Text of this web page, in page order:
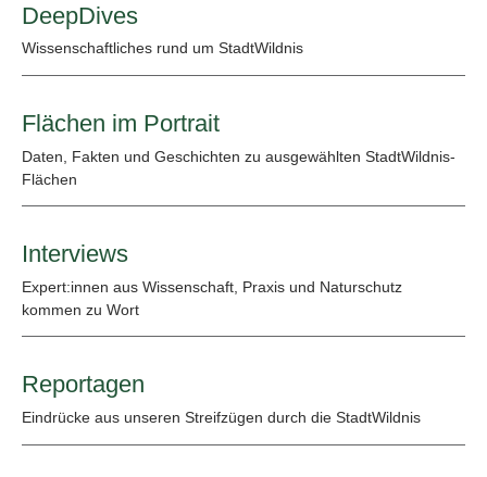
DeepDives
Wissenschaftliches rund um StadtWildnis
Flächen im Portrait
Daten, Fakten und Geschichten zu ausgewählten StadtWildnis-
Flächen
Interviews
Expert:innen aus Wissenschaft, Praxis und Naturschutz
kommen zu Wort
Reportagen
Eindrücke aus unseren Streifzügen durch die StadtWildnis